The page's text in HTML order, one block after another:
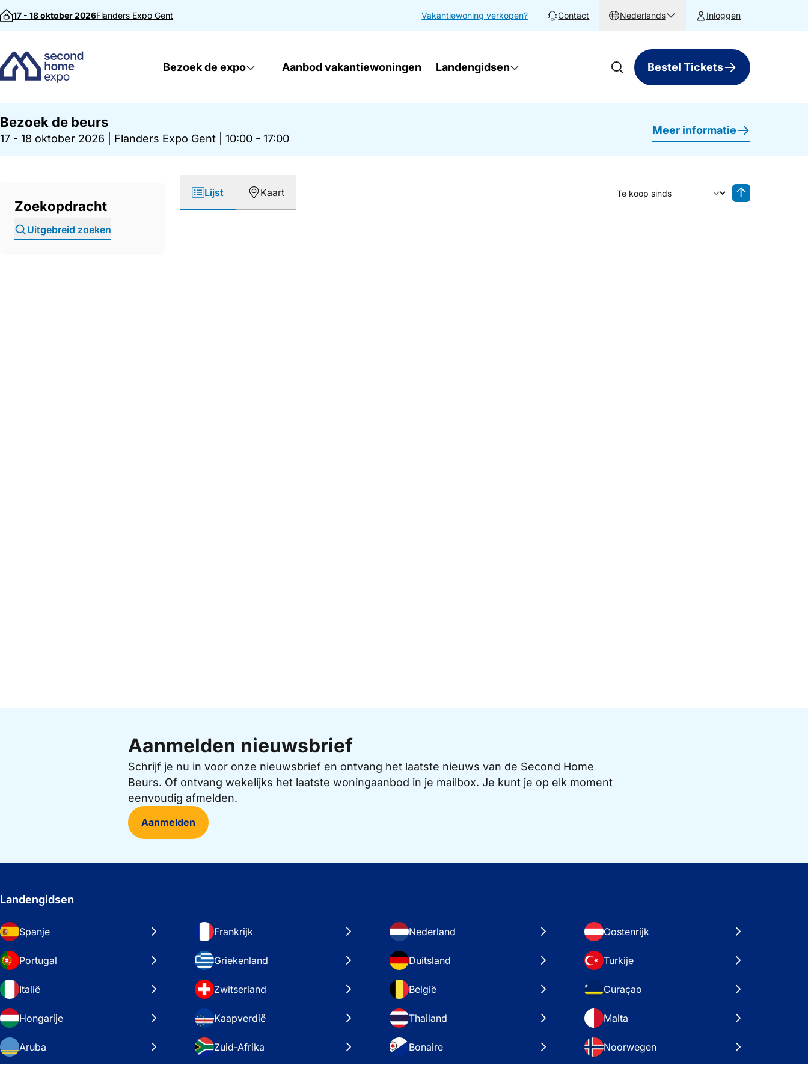
Direct naar inhoud
17 - 18 oktober 2026Flanders Expo Gent Vakantiewoning verkopen? Contact Nederlands Inloggen
Bezoek de expo Aanbod vakantiewoningen Landengidsen Bestel Tickets
Bezoek de beurs
17 - 18 oktober 2026 Flanders Expo Gent 10:00 - 17:00
Meer informatie
Zoekopdracht
Uitgebreid zoeken
Lijst Kaart
Sorteer op
Aanmelden nieuwsbrief
Schrijf je nu in voor onze nieuwsbrief en ontvang het laatste nieuws van de Second Home
Beurs. Of ontvang wekelijks het laatste woningaanbod in je mailbox. Je kunt je op elk moment
eenvoudig afmelden.
Aanmelden
Landengidsen
Spanje Frankrijk Nederland Oostenrijk
Portugal Griekenland Duitsland Turkije
Italië Zwitserland België Curaçao
Hongarije Kaapverdië Thailand Malta
Aruba Zuid-Afrika Bonaire Noorwegen